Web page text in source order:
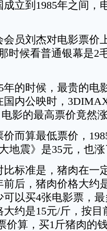
立到1985年之间，
员刘杰对电影票价
时候看普通银幕是2
的时候，最贵的电
国内公映时，
影的最高票价竟然
算最低票价，
地震》是35元，也
标准是，猪肉在一
前后，猪肉价格大约
以买4张电影票，
约是15元/斤，按
价算，买1斤猪肉的